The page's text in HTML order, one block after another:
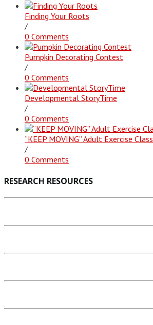
Finding Your Roots
/
0 Comments
Pumpkin Decorating Contest
/
0 Comments
Developmental StoryTime
/
0 Comments
“KEEP MOVING” Adult Exercise Class
/
0 Comments
RESEARCH RESOURCES